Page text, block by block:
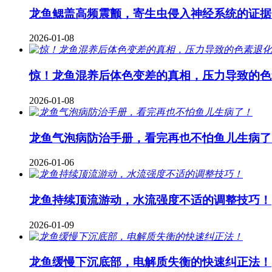
龙鱼鳃盖高频震颤，寄生虫侵入神经系统的证据
2026-01-08
惊！龙鱼混养后体色变差的真相，压力导致的色
2026-01-08
龙鱼气泡病防治手册，看完再也不怕鱼儿生病了
2026-01-06
龙鱼持续顶流游动，水流强度不适的调整技巧！
2026-01-09
龙鱼缓慢下沉底部，电解质失衡的快速纠正法！